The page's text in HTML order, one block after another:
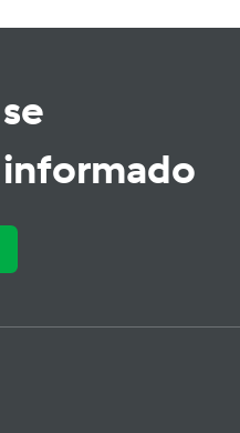
se
informado